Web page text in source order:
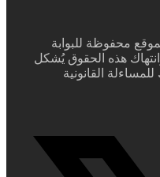
محفوظة للبوابة
هذه الحقوق يُشكل
القانونية